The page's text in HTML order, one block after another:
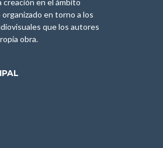
en torno a los
que los autores
obra.